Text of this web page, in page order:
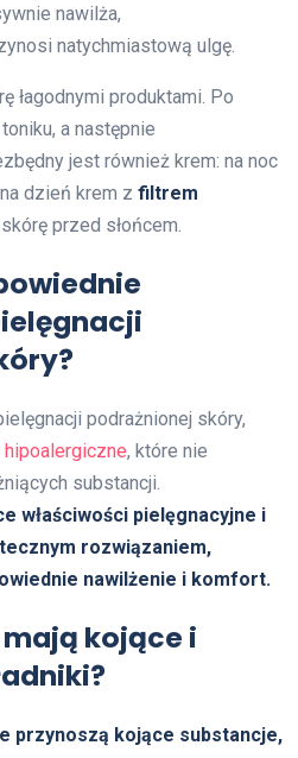
nawilża,
natychmiastową ulgę.
łagodnymi produktami. Po
a następnie
jest również krem: na noc
dzień krem z filtrem
przed słońcem.
podrażnionej skóry,
, które nie
substancji.
właściwości pielęgnacyjne i
rozwiązaniem,
nawilżenie i komfort.
kojące i
przynoszą kojące substancje,